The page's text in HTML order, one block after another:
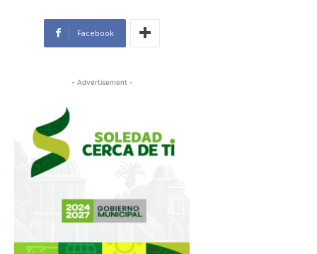
Facebook
- Advertisement -